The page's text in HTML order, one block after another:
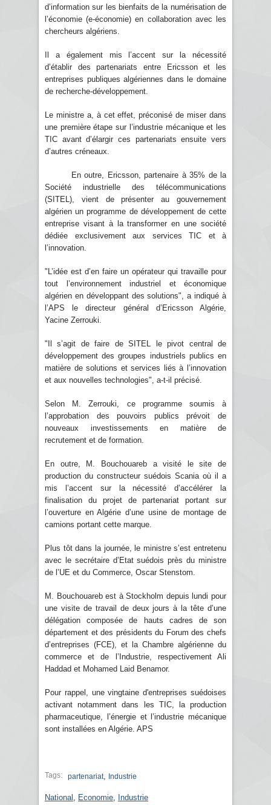
d’information sur les bienfaits de la numérisation de
l’économie (e-économie) en collaboration avec les
chercheurs algériens.
Il a également mis l’accent sur la nécessité
d’établir des partenariats entre Ericsson et les
entreprises publiques algériennes dans le domaine
de recherche-développement.
Le ministre a, à cet effet, préconisé de miser dans
une première étape sur l’industrie mécanique et les
TIC avant d’élargir ces partenariats ensuite vers
d’autres créneaux.
En outre, Ericsson, partenaire à 35% de la
Société industrielle des télécommunications
(SITEL), vient de présenter au gouvernement
algérien un programme de développement de cette
entreprise visant à la transformer en une société
dédiée exclusivement aux services TIC et à
l’innovation.
"L’idée est d’en faire un opérateur qui travaille pour
tout l’environnement industriel et économique
algérien en développant des solutions", a indiqué à
l’APS le directeur général d’Ericsson Algérie,
Yacine Zerrouki.
"Il s’agit de faire de SITEL le pivot central de
développement des groupes industriels publics en
matière de solutions et services liés à l’innovation
et aux nouvelles technologies", a-t-il précisé.
Selon M. Zerrouki, ce programme soumis à
l’approbation des pouvoirs publics prévoit de
nouveaux investissements en matière de
recrutement et de formation.
En outre, M. Bouchouareb a visité le site de
production du constructeur suédois Scania où il a
mis l’accent sur la nécessité d’accélérer la
finalisation du projet de partenariat portant sur
l’ouverture en Algérie d’une usine de montage de
camions portant cette marque.
Plus tôt dans la journée, le ministre s’est entretenu
avec le secrétaire d’Etat suédois près du ministre
de l’UE et du Commerce, Oscar Stenstom.
M. Bouchouareb est à Stockholm depuis lundi pour
une visite de travail de deux jours à la tête d’une
délégation composée de hauts cadres de son
département et des présidents du Forum des chefs
d’entreprises (FCE), et la Chambre algérienne du
commerce et de l’Industrie, respectivement Ali
Haddad et Mohamed Laid Benamor.
Pour rappel, une vingtaine d'entreprises suédoises
activant notamment dans les TIC, la production
pharmaceutique, l’énergie et l’industrie mécanique
sont installées en Algérie. APS
Tags: partenariat, Industrie
National Economie Industrie